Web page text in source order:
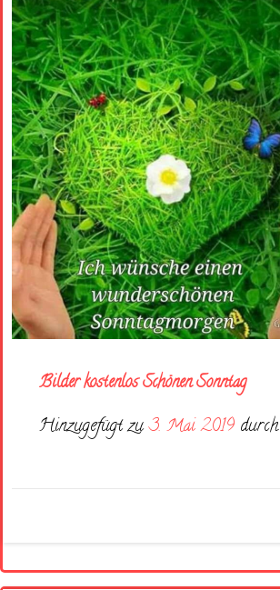
Bilder kostenlos Schönen Sonntag
Hinzugefügt zu3. Mai 2019 durch